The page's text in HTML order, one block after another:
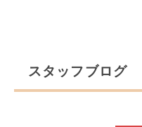
スタッフブログ